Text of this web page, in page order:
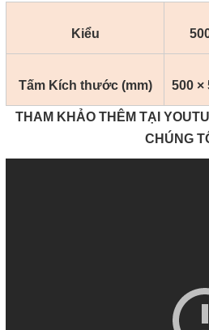
Kiểu
Tấm Kích thước (mm) 500 ×
THAM KHẢO THÊM TẠI
CHÚNG